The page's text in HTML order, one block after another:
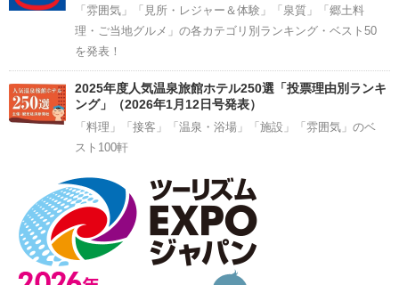
「雰囲気」「見所・レジャー＆体験」「泉質」「郷土料
理・ご当地グルメ」の各カテゴリ別ランキング・ベスト50
を発表！
2025年度人気温泉旅館ホテル250選「投票理由別ランキ
ング」（2026年1月12日号発表）
「料理」「接客」「温泉・浴場」「施設」「雰囲気」のベ
スト100軒